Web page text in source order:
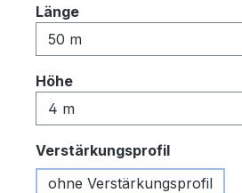
Längeauswählen
Höheauswählen
Verstärkungsprofilauswählen
ohne Verstärkungsprofil